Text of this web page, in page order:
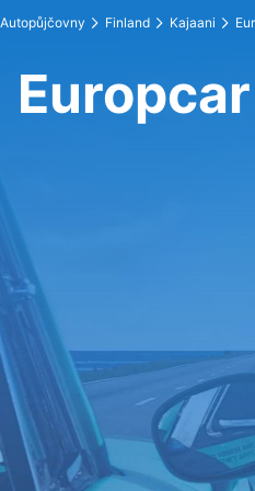
Autopůjčovny Finland Kajaani